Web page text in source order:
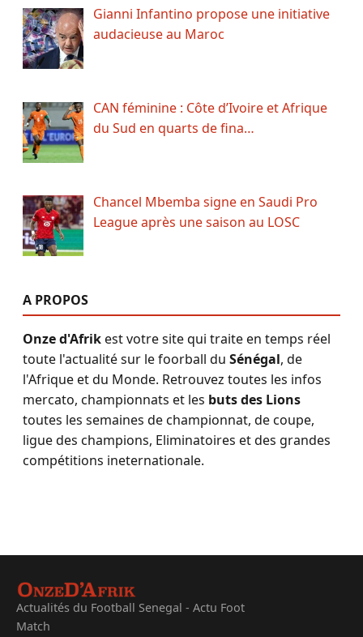
Gianni Infantino propose une initiative
audacieuse au Maroc
CAN féminine : Côte d’Ivoire et Afrique
du Sud en quarts de fina…
Chancel Mbemba signe en Saudi Pro
League après une saison au LOSC
A PROPOS
Onze d'Afrikest votre site qui traite en temps réel
toute l'actualité sur le foorball du Sénégal, de
l'Afrique et du Monde. Retrouvez toutes les infos
mercato, championnats et les buts des Lions
toutes les semaines de championnat, de coupe,
ligue des champions, Eliminatoires et des grandes
compétitions ineternationale.
Actualités du Football Senegal - Actu Foot
Match